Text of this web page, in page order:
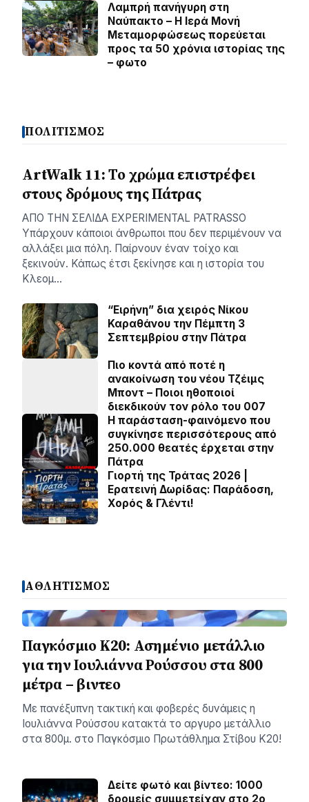
Λαμπρή πανήγυρη στη
Ναύπακτο – Η Ιερά Μονή
Μεταμορφώσεως πορεύεται
προς τα 50 χρόνια ιστορίας της
– φωτο
ΠΟΛΙΤΙΣΜΟΣ
ArtWalk 11: Το χρώμα επιστρέφει
στους δρόμους της Πάτρας
AΠΟ ΤΗΝ ΣΕΛΙΔΑ EXPERIMENTAL PATRASSO
Υπάρχουν κάποιοι άνθρωποι που δεν περιμένουν να
αλλάξει μια πόλη. Παίρνουν έναν τοίχο και
ξεκινούν. Κάπως έτσι ξεκίνησε και η ιστορία του
Κλεομ…
“Ειρήνη” δια χειρός Νίκου
Καραθάνου την Πέμπτη 3
Σεπτεμβρίου στην Πάτρα
Πιο κοντά από ποτέ η
ανακοίνωση του νέου Τζέιμς
Μποντ – Ποιοι ηθοποιοί
διεκδικούν τον ρόλο του 007
Η παράσταση-φαινόμενο που
συγκίνησε περισσότερους από
250.000 θεατές έρχεται στην
Πάτρα
Γιορτή της Τράτας 2026 |
Ερατεινή Δωρίδας: Παράδοση,
Χορός & Γλέντι!
ΑΘΛΗΤΙΣΜΟΣ
Παγκόσμιο Κ20: Ασημένιο μετάλλιο
για την Ιουλιάννα Ρούσσου στα 800
μέτρα – βιντεο
Με πανέξυπνη τακτική και φοβερές δυνάμεις η
Ιουλιάννα Ρούσσου κατακτά το αργυρο μετάλλιο
στα 800μ. στο Παγκόσμιο Πρωτάθλημα Στίβου Κ20!
Δείτε φωτό και βίντεο: 1000
δρομείς συμμετείχαν στο 2ο